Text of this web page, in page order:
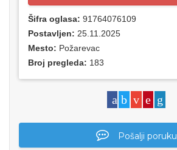
Šifra oglasa: 91764076109
Postavljen: 25.11.2025
Mesto: Požarevac
Broj pregleda: 183
Pošalji poruku